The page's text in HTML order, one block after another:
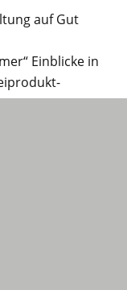
auf Gut
Einblicke in